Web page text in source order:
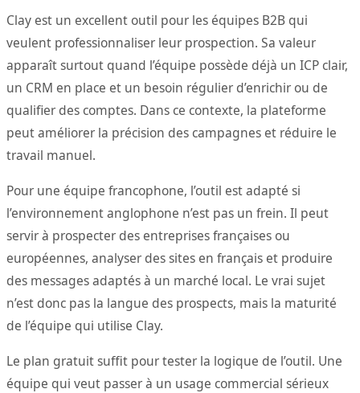
Clay est un excellent outil pour les équipes B2B qui
veulent professionnaliser leur prospection. Sa valeur
apparaît surtout quand l’équipe possède déjà un ICP clair,
un CRM en place et un besoin régulier d’enrichir ou de
qualifier des comptes. Dans ce contexte, la plateforme
peut améliorer la précision des campagnes et réduire le
travail manuel.
Pour une équipe francophone, l’outil est adapté si
l’environnement anglophone n’est pas un frein. Il peut
servir à prospecter des entreprises françaises ou
européennes, analyser des sites en français et produire
des messages adaptés à un marché local. Le vrai sujet
n’est donc pas la langue des prospects, mais la maturité
de l’équipe qui utilise Clay.
Le plan gratuit suffit pour tester la logique de l’outil. Une
équipe qui veut passer à un usage commercial sérieux